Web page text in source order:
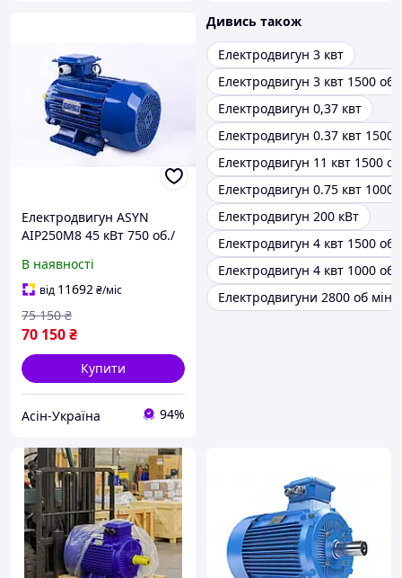
Електродвигун ASYN
АІР250M8 45 кВт 750 об./
В наявності
від 11692₴/міс
70 150₴
75 150 ₴
Купити
Асін-Україна 94%
Дивись також
Електродвигун 3 квт
Електродвигун 3 квт 1500 об/
Електродвигун 0,37 квт
Електродвигун 0.37 квт 1500
Електродвигун 11 квт 1500
Електродвигун 0.75 квт 1000
Електродвигун 200 кВт
Електродвигун 4 квт 1500 об/
Електродвигун 4 квт 1000 об/
Електродвигуни 2800 об мін